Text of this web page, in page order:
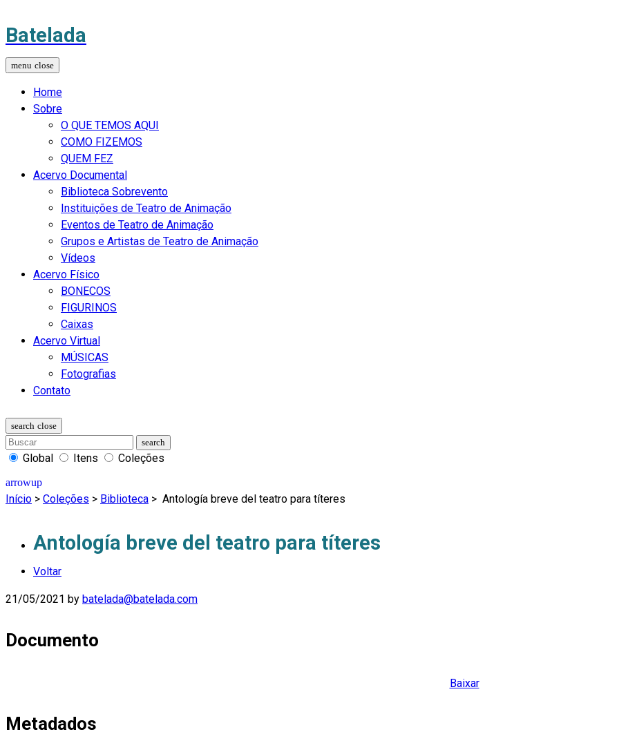
Batelada
Home
Sobre
O QUE TEMOS AQUI
COMO FIZEMOS
QUEM FEZ
Acervo Documental
Biblioteca Sobrevento
Instituições de Teatro de Animação
Eventos de Teatro de Animação
Grupos e Artistas de Teatro de Animação
Vídeos
Acervo Físico
BONECOS
FIGURINOS
Caixas
Acervo Virtual
MÚSICAS
Fotografias
Contato
Global Itens Coleções
Início > Coleções > Biblioteca > Antología breve del teatro para títeres
Antología breve del teatro para títeres
Voltar
21/05/2021 by batelada@batelada.com
Documento
Baixar
Metadados